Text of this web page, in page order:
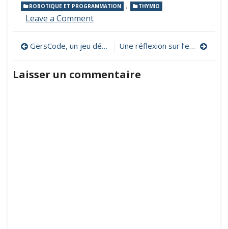
ROBOTIQUE ET PROGRAMMATION , THYMIO
Leave a Commenton
site
officiel
Navigation
de
l’article
GersCode, un jeu dédié à la pensée algorithmique et au codage Une réflexion sur l’enseignement de la pensée informatique à l’école
Laisser un commentaire